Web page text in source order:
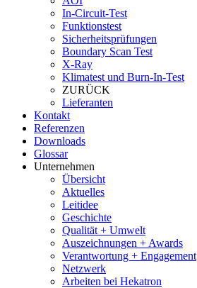
In-Circuit-Test
Funktionstest
Sicherheitsprüfungen
Boundary Scan Test
X-Ray
Klimatest und Burn-In-Test
ZURÜCK
Lieferanten
Kontakt
Referenzen
Downloads
Glossar
Unternehmen
Übersicht
Aktuelles
Leitidee
Geschichte
Qualität + Umwelt
Auszeichnungen + Awards
Verantwortung + Engagement
Netzwerk
Arbeiten bei Hekatron